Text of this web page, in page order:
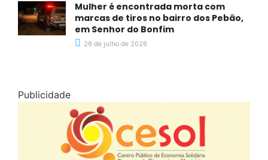
Mulher é encontrada morta com
marcas de tiros no bairro dos Pebão,
em Senhor do Bonfim
28 de julho de 2026
Publicidade